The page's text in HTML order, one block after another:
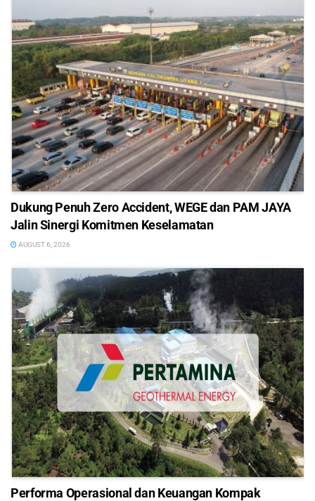
Dukung Penuh Zero Accident, WEGE dan PAM JAYA
Jalin Sinergi Komitmen Keselamatan
AUGUST 6, 2026
Performa Operasional dan Keuangan Kompak